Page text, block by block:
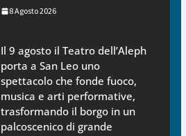
8 Agosto 2026
Il 9 agosto il Teatro dell’Aleph
porta a San Leo uno
spettacolo che fonde fuoco,
musica e arti performative,
trasformando il borgo in un
palcoscenico di grande